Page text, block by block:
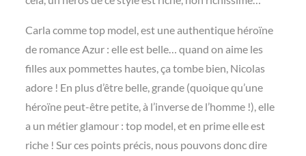
Carla comme top model, est une authentique héroïne
de romance Azur : elle est belle… quand on aime les
filles aux pommettes hautes, ça tombe bien, Nicolas
adore ! En plus d’être belle, grande (quoique qu’une
héroïne peut-être petite, à l’inverse de l’homme !), elle
a un métier glamour : top model, et en prime elle est
riche ! Sur ces points précis, nous pouvons donc dire